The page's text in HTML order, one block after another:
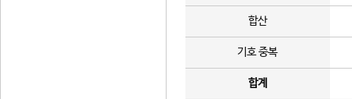
합산
기호 중복
합계